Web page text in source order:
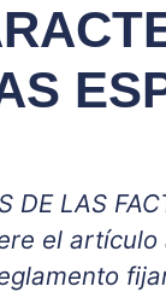
DE LAS
el